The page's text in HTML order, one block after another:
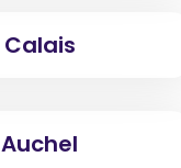
Calais
Auchel